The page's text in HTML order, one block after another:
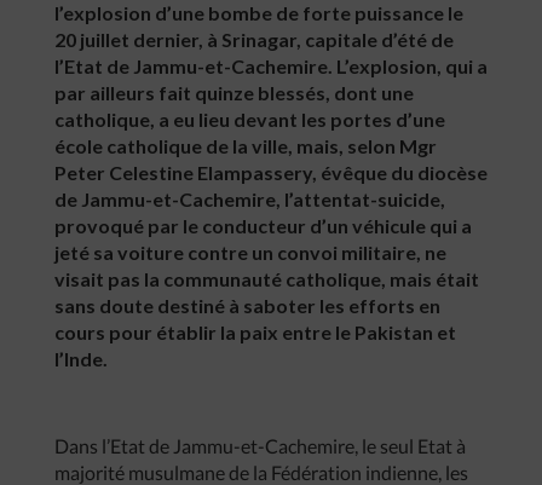
l’explosion d’une bombe de forte puissance le
20 juillet dernier, à Srinagar, capitale d’été de
l’Etat de Jammu-et-Cachemire. L’explosion, qui a
par ailleurs fait quinze blessés, dont une
catholique, a eu lieu devant les portes d’une
école catholique de la ville, mais, selon Mgr
Peter Celestine Elampassery, évêque du diocèse
de Jammu-et-Cachemire, l’attentat-suicide,
provoqué par le conducteur d’un véhicule qui a
jeté sa voiture contre un convoi militaire, ne
visait pas la communauté catholique, mais était
sans doute destiné à saboter les efforts en
cours pour établir la paix entre le Pakistan et
l’Inde.
Dans l’Etat de Jammu-et-Cachemire, le seul Etat à
majorité musulmane de la Fédération indienne, les